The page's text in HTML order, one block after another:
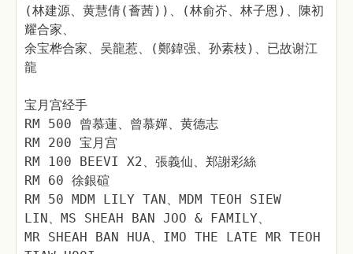
(林建源、黄慧倩(薈茜))、(林俞岕、林子恩)、陳初
耀合家、
余宝桦合家、吴龍惹、(鄭鍏强、孙素枝)、已故谢江
龍
宝月宫经手
RM 500 曾慕蓮、曾慕嬋、黄德志
RM 200 宝月宫
RM 100 BEEVI X2、張義仙、郑謝彩絲
RM 60 徐銀碹
RM 50 MDM LILY TAN、MDM TEOH SIEW
LIN、MS SHEAH BAN JOO & FAMILY、
MR SHEAH BAN HUA、IMO THE LATE MR TEOH